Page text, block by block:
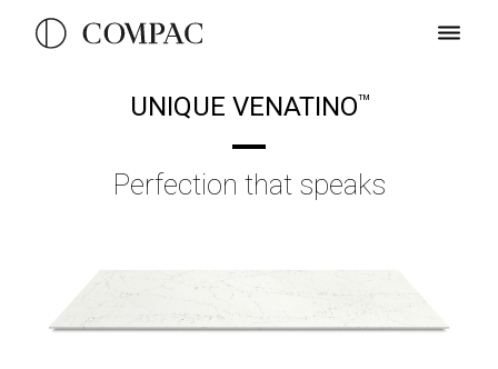
UNIQUE VENATINOTM
Perfection that speaks